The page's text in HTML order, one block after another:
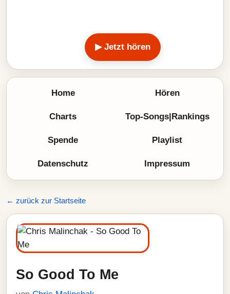
▶ Jetzt hören
Home Hören
Charts Top-Songs|Rankings
Spende Playlist
Datenschutz Impressum
← zurück zur Startseite
So Good To Me